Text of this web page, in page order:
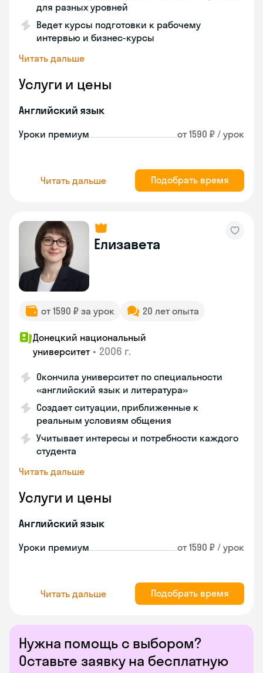
Нужна помощь с выбором?
Оставьте заявку на бесплатную
для разных уровней
Ведет курсы подготовки к рабочему
интервью и бизнес-курсы
Читать дальше
Услуги и цены
Английский язык
Уроки премиум от 1590 ₽ / урок
Читать дальше Подобрать время
Елизавета
от 1590 ₽ за урок 20 лет опыта
Донецкий национальный
университет • 2006 г.
Окончила университет по специальности
«английский язык и литература»
Создает ситуации, приближенные к
реальным условиям общения
Учитывает интересы и потребности каждого
студента
Читать дальше
Услуги и цены
Английский язык
Уроки премиум от 1590 ₽ / урок
Читать дальше Подобрать время